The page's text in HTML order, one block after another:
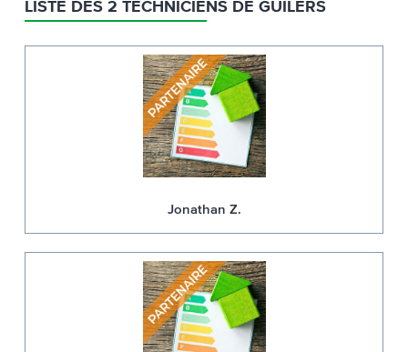
LISTE DES 2 TECHNICIENS DE GUILERS
Jonathan Z.